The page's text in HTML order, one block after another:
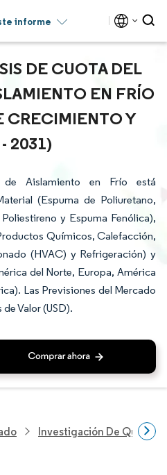
informe
DE CUOTA DEL
EN FRÍO
CRECIMIENTO Y
2031)
Aislamiento en Frío está
(Espuma de Poliuretano,
y Espuma Fenólica),
Químicos, Calefacción,
(HVAC) y Refrigeración) y
del Norte, Europa, América
Las Previsiones del Mercado
Valor (USD).
Investigación De